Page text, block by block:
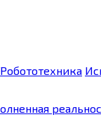
Робототехника